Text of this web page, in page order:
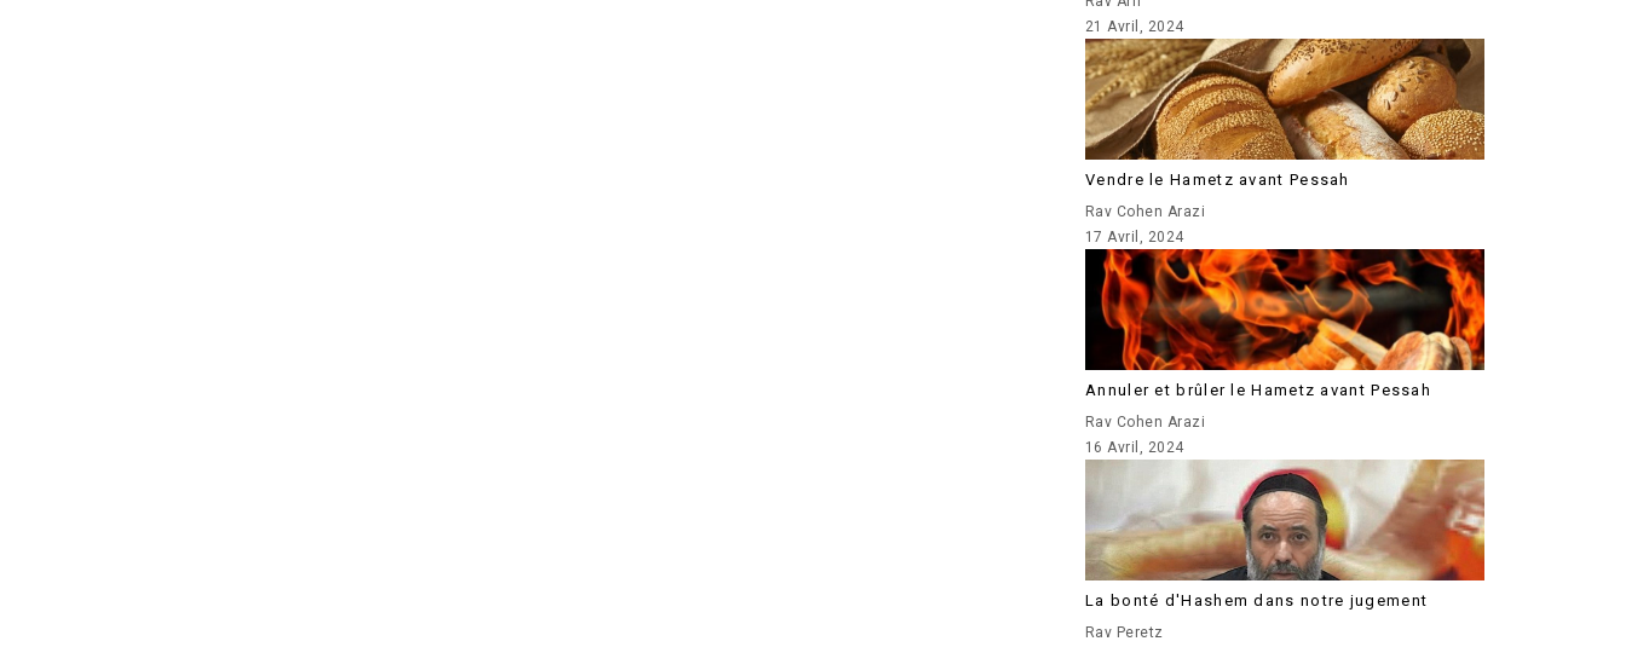
21 Avril, 2024
Vendre le Hametz avant Pessah
Rav Cohen Arazi
17 Avril, 2024
Annuler et brûler le Hametz avant Pessah
Rav Cohen Arazi
16 Avril, 2024
La bonté d'Hashem dans notre jugement
Rav Peretz